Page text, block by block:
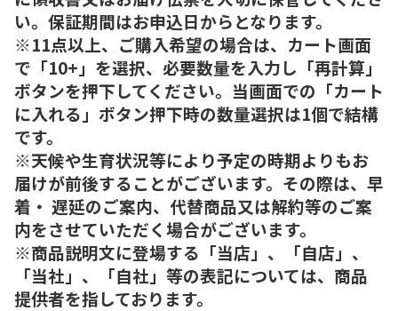
い。保証期間はお申込日からとなります。
※11点以上、ご購入希望の場合は、カート画面
で「10+」を選択、必要数量を入力し「再計算」
ボタンを押下してください。当画面での「カート
に入れる」ボタン押下時の数量選択は1個で結構
です。
※天候や生育状況等により予定の時期よりもお
届けが前後することがございます。その際は、早
着・ 遅延のご案内、代替商品又は解約等のご案
内をさせていただく場合がございます。
※商品説明文に登場する「当店」、「自店」、
「当社」、「自社」等の表記については、商品
提供者を指しております。